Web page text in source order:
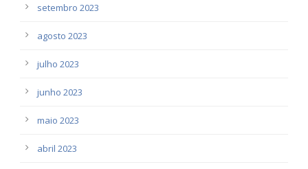
setembro 2023
agosto 2023
julho 2023
junho 2023
maio 2023
abril 2023